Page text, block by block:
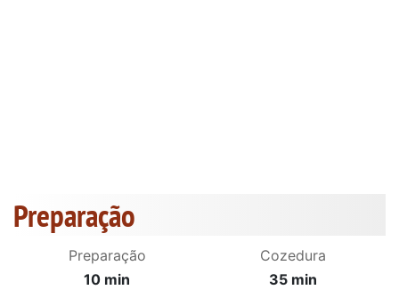
Preparação
Preparação
10 min
Cozedura
35 min